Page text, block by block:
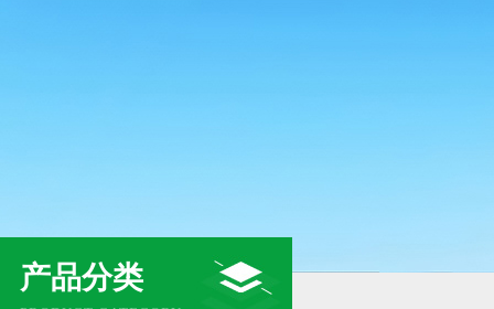
产品分类